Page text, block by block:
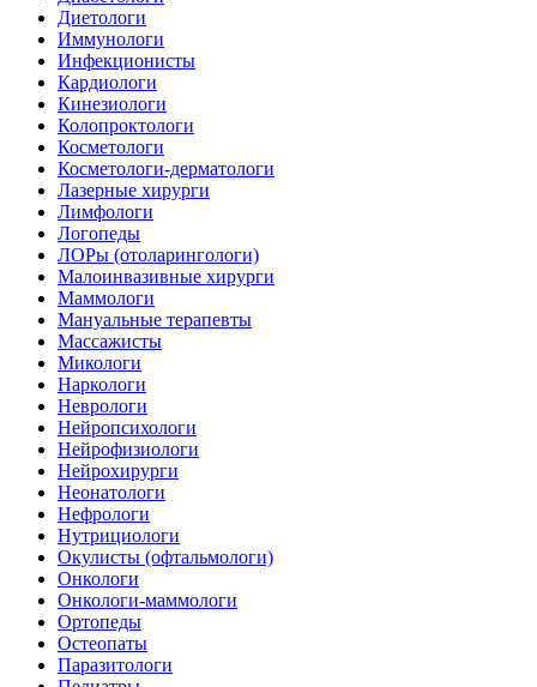
Диетологи
Иммунологи
Инфекционисты
Кардиологи
Кинезиологи
Колопроктологи
Косметологи
Косметологи-дерматологи
Лазерные хирурги
Лимфологи
Логопеды
ЛОРы (отоларингологи)
Малоинвазивные хирурги
Маммологи
Мануальные терапевты
Массажисты
Микологи
Наркологи
Неврологи
Нейропсихологи
Нейрофизиологи
Нейрохирурги
Неонатологи
Нефрологи
Нутрициологи
Окулисты (офтальмологи)
Онкологи
Онкологи-маммологи
Ортопеды
Остеопаты
Паразитологи